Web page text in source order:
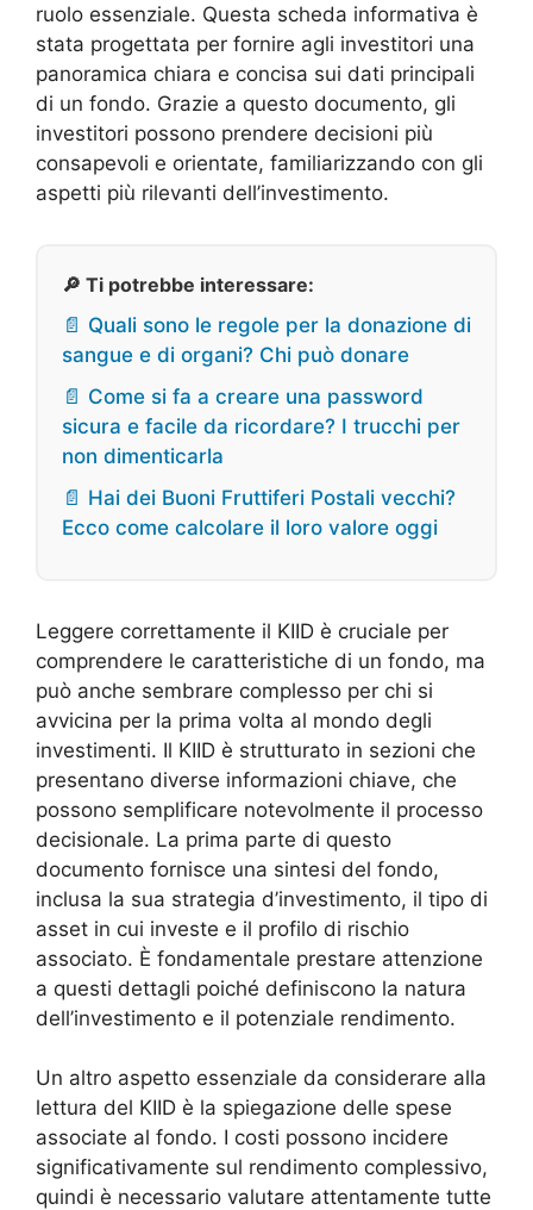
ruolo essenziale. Questa scheda informativa è
stata progettata per fornire agli investitori una
panoramica chiara e concisa sui dati principali
di un fondo. Grazie a questo documento, gli
investitori possono prendere decisioni più
consapevoli e orientate, familiarizzando con gli
aspetti più rilevanti dell’investimento.
🔎 Ti potrebbe interessare:
📄 Quali sono le regole per la donazione di
sangue e di organi? Chi può donare
📄 Come si fa a creare una password
sicura e facile da ricordare? I trucchi per
non dimenticarla
📄 Hai dei Buoni Fruttiferi Postali vecchi?
Ecco come calcolare il loro valore oggi
Leggere correttamente il KIID è cruciale per
comprendere le caratteristiche di un fondo, ma
può anche sembrare complesso per chi si
avvicina per la prima volta al mondo degli
investimenti. Il KIID è strutturato in sezioni che
presentano diverse informazioni chiave, che
possono semplificare notevolmente il processo
decisionale. La prima parte di questo
documento fornisce una sintesi del fondo,
inclusa la sua strategia d’investimento, il tipo di
asset in cui investe e il profilo di rischio
associato. È fondamentale prestare attenzione
a questi dettagli poiché definiscono la natura
dell’investimento e il potenziale rendimento.
Un altro aspetto essenziale da considerare alla
lettura del KIID è la spiegazione delle spese
associate al fondo. I costi possono incidere
significativamente sul rendimento complessivo,
quindi è necessario valutare attentamente tutte